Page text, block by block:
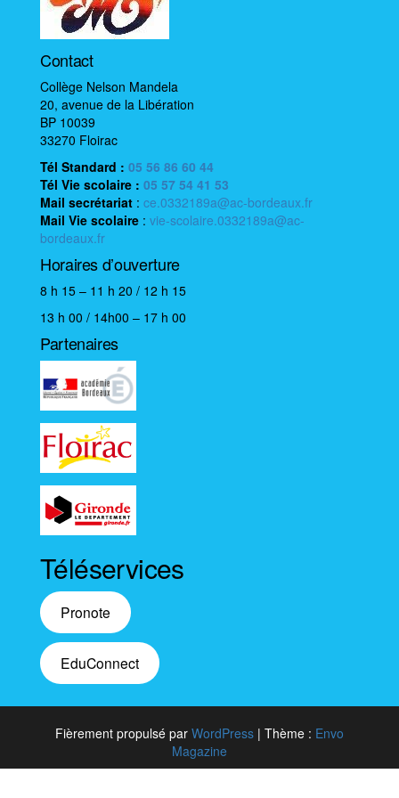
Contact
Collège Nelson Mandela
20, avenue de la Libération
BP 10039
33270 Floirac
Tél Standard : 05 56 86 60 44
Tél Vie scolaire : 05 57 54 41 53
Mail secrétariat : ce.0332189a@ac-bordeaux.fr
Mail Vie scolaire : vie-scolaire.0332189a@ac-
bordeaux.fr
Horaires d’ouverture
8 h 15 – 11 h 20 / 12 h 15
13 h 00 / 14h00 – 17 h 00
Partenaires
Téléservices
Pronote
EduConnect
Fièrement propulsé par WordPress | Thème : Envo
Magazine